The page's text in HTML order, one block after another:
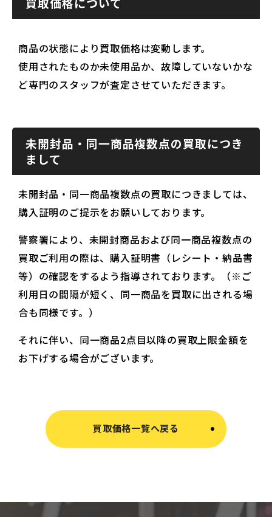
商品の状態により買取価格は変動します。
使用されたものか未使用品か、故障していないかな
ど専門のスタッフが査定させていただきます。
未開封品・同一商品複数点の買取につき
まして
未開封品・同一商品複数点の買取につきましては、
購入証明のご提示をお願いしております。
警察署により、未開封商品および同一商品複数点の
買取ご利用の際は、購入証明書（レシート・納品書
等）の確認をするよう指導されております。（※ご
利用日の間隔が短く、同一商品を買取に出される場
合も同様です。）
それに伴い、同一商品2点目以降の買取上限金額を
お下げする場合がございます。
買取価格一覧へ戻る